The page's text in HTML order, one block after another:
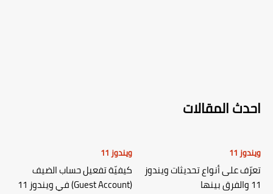
احدث المقالات
ويندوز 11
تعرّف على أنواع تحديثات ويندوز
11 والفرق بينها
ويندوز 11
كيفيّة تفعيل حساب الضيف
(Guest Account) في ويندوز 11